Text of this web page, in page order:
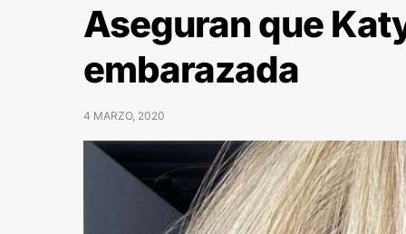
Aseguran que
embarazada
4 MARZO, 2020